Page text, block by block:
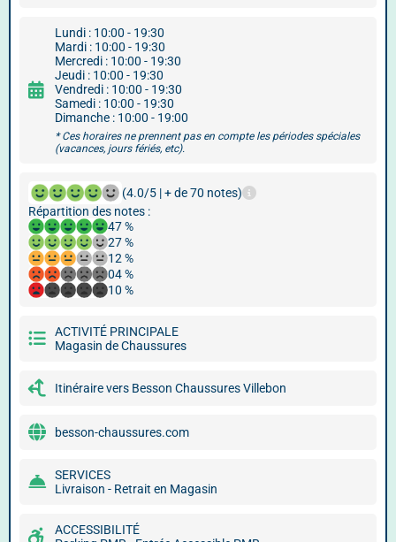
Lundi : 10:00 - 19:30
Mardi : 10:00 - 19:30
Mercredi : 10:00 - 19:30
Jeudi : 10:00 - 19:30
Vendredi : 10:00 - 19:30
Samedi : 10:00 - 19:30
Dimanche : 10:00 - 19:00
* Ces horaires ne prennent pas en compte les périodes spéciales
(vacances, jours fériés, etc).
(4.0/5 | + de 70 notes)
Répartition des notes :
47 %
27 %
12 %
04 %
10 %
ACTIVITÉ PRINCIPALE
Magasin de Chaussures
Itinéraire vers Besson Chaussures Villebon
besson-chaussures.com
SERVICES
Livraison - Retrait en Magasin
ACCESSIBILITÉ